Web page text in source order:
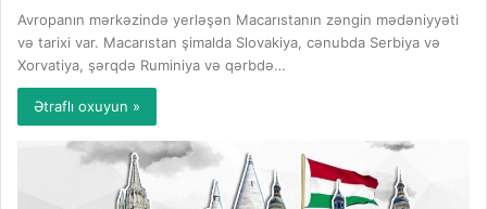
Avropanın mərkəzində yerləşən Macarıstanın zəngin mədəniyyəti
və tarixi var. Macarıstan şimalda Slovakiya, cənubda Serbiya və
Xorvatiya, şərqdə Ruminiya və qərbdə…
Ətraflı oxuyun »